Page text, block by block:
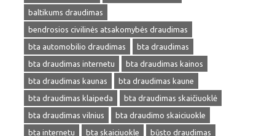
baltikums draudimas
bendrosios civilinės atsakomybės draudimas
bta automobilio draudimas
bta draudimas
bta draudimas internetu
bta draudimas kainos
bta draudimas kaunas
bta draudimas kaune
bta draudimas klaipeda
bta draudimas skaičiuoklė
bta draudimas vilnius
bta draudimo skaiciuokle
bta internetu
bta skaiciuokle
būsto draudimas